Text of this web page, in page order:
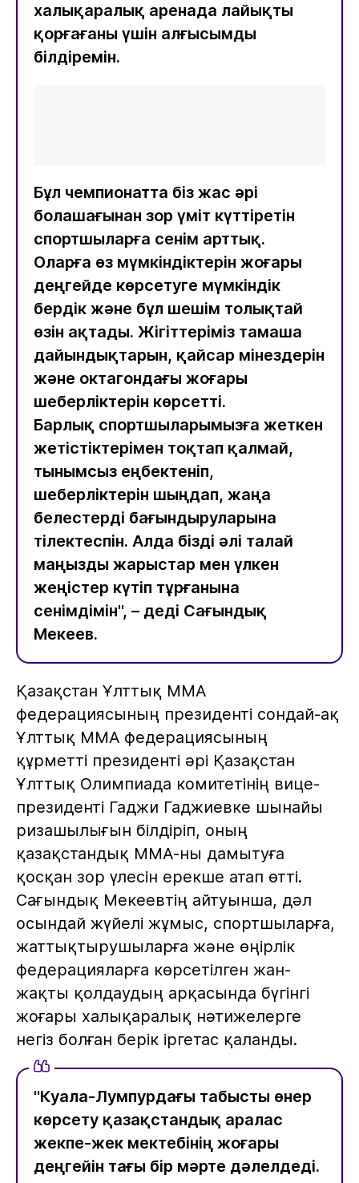
халықаралық аренада лайықты
қорғағаны үшін алғысымды
білдіремін.
Бұл чемпионатта біз жас әрі
болашағынан зор үміт күттіретін
спортшыларға сенім арттық.
Оларға өз мүмкіндіктерін жоғары
деңгейде көрсетуге мүмкіндік
бердік және бұл шешім толықтай
өзін ақтады. Жігіттеріміз тамаша
дайындықтарын, қайсар мінездерін
және октагондағы жоғары
шеберліктерін көрсетті.
Барлық спортшыларымызға жеткен
жетістіктерімен тоқтап қалмай,
тынымсыз еңбектеніп,
шеберліктерін шыңдап, жаңа
белестерді бағындыруларына
тілектеспін. Алда бізді әлі талай
маңызды жарыстар мен үлкен
жеңістер күтіп тұрғанына
сенімдімін", – деді Сағындық
Мекеев.
Қазақстан Ұлттық ММА
федерациясының президенті сондай-ақ
Ұлттық ММА федерациясының
құрметті президенті әрі Қазақстан
Ұлттық Олимпиада комитетінің вице-
президенті Гаджи Гаджиевке шынайы
ризашылығын білдіріп, оның
қазақстандық ММА-ны дамытуға
қосқан зор үлесін ерекше атап өтті.
Сағындық Мекеевтің айтуынша, дәл
осындай жүйелі жұмыс, спортшыларға,
жаттықтырушыларға және өңірлік
федерацияларға көрсетілген жан-
жақты қолдаудың арқасында бүгінгі
жоғары халықаралық нәтижелерге
негіз болған берік іргетас қаланды.
"Куала-Лумпурдағы табысты өнер
көрсету қазақстандық аралас
жекпе-жек мектебінің жоғары
деңгейін тағы бір мәрте дәлелдеді.